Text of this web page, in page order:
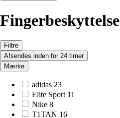
Fingerbeskyttelse
Filtre
Afsendes inden for 24 timer
Mærke
adidas 23
Elite Sport 11
Nike 8
T1TAN 16